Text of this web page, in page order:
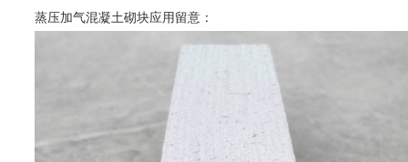
蒸压加气混凝土砌块应用留意：